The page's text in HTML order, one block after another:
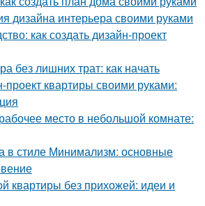
дизайна интерьера своими руками
как создать дизайн-проект
без лишних трат: как начать
квартиры своими руками:
место в небольшой комнате:
в стиле Минимализм: основные
квартиры без прихожей: идеи и